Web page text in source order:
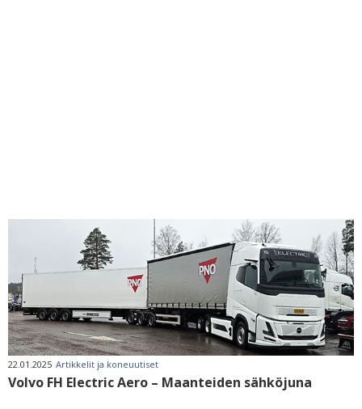
22.01.2025 Artikkelit ja koneuutiset
Volvo FH Electric Aero – Maanteiden sähköjuna